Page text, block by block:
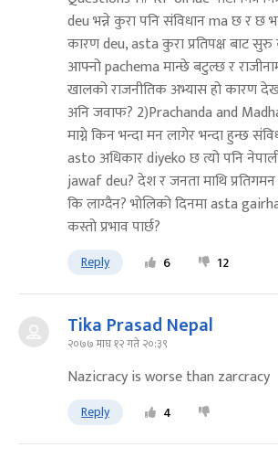
deu भन्ने कुरा पनि संविधान ma छ र छ
कारण deu, asta कुरा प्रतिपक्ष बाट
आफ्नो pachema मान्छे बटुल्छ र
खालको राजनीतिक अभ्यास हो कारण
अनि जवाफ? 2)Prachanda and
माग्ने किन भन्दा मन लागेर भन्दा हुन्छ
asto अधिकार diyeko छ त्यो पनि
jawaf deu? देश र जनता माथि
कि लाग्दैन? भोलिको दिनमा asta
कस्तो प्रभाव पार्छ?
Reply 6 12
Tika Prasad Nepal
२०७७ माघ १२ गते २०:३९
Nazicracy is worse than zarcracy
Reply 4